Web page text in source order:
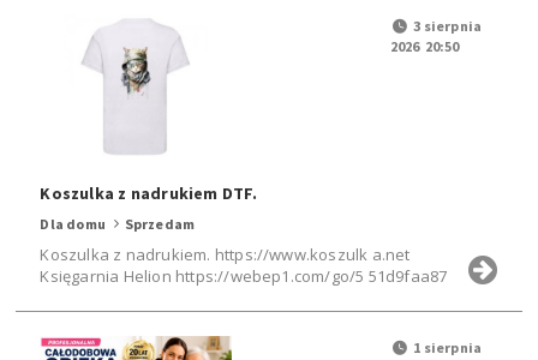
3 sierpnia
2026 20:50
Koszulka z nadrukiem DTF.
Dla domu Sprzedam
Koszulka z nadrukiem. https://www.koszulk a.net
Księgarnia Helion https://webep1.com/go/5 51d9faa87
1 sierpnia